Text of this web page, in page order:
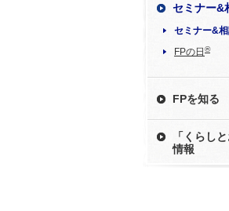
セミナー&
セミナー&
FPの日 ®
FPを知る
「くらし
情報